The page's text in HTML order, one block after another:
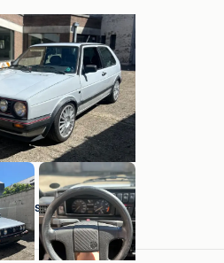
Mijn
Favorieten
Oscars & Ras Motors
Asse
Bewaren